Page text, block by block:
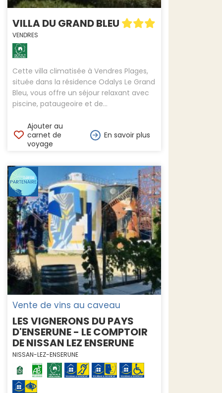
VILLA DU GRAND BLEU
VENDRES
Cette villa climatisée à Vendres Plages,
située dans la résidence Odalys Le Grand
Bleu, vous offre un séjour relaxant avec
piscine, pataugeoire et de...
Ajouter au
carnet de
voyage
En savoir plus
Vente de vins au caveau
LES VIGNERONS DU PAYS
D'ENSERUNE - LE COMPTOIR
DE NISSAN LEZ ENSERUNE
NISSAN-LEZ-ENSERUNE